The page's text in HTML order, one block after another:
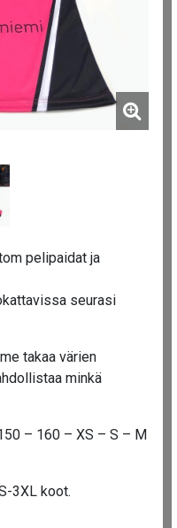
pelipaidat ja
seurasi
takaa värien
minkä
– 160 – XS – S – M
3XL koot.